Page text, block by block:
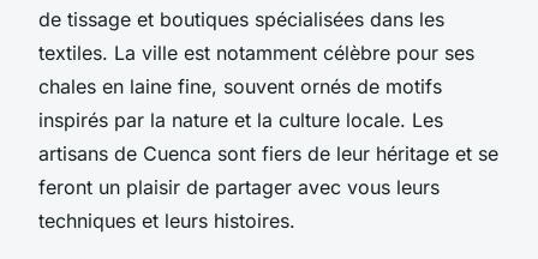
de tissage et boutiques spécialisées dans les
textiles. La ville est notamment célèbre pour ses
chales en laine fine, souvent ornés de motifs
inspirés par la nature et la culture locale. Les
artisans de Cuenca sont fiers de leur héritage et se
feront un plaisir de partager avec vous leurs
techniques et leurs histoires.